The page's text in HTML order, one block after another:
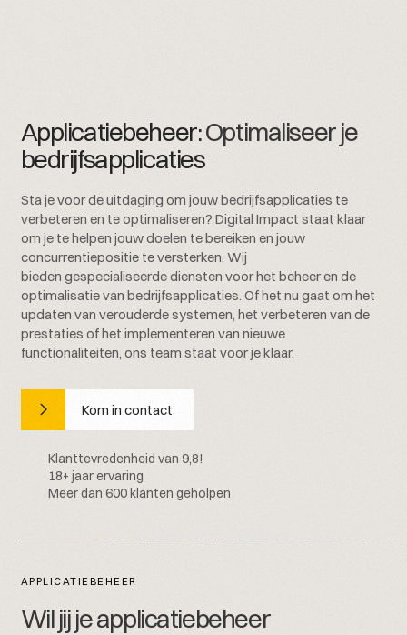
Applicatiebeheer:Optimaliseer je
bedrijfsapplicaties
Sta je voor de uitdaging om jouw bedrijfsapplicaties te
verbeteren en te optimaliseren? Digital Impact staat klaar
om je te helpen jouw doelen te bereiken en jouw
concurrentiepositie te versterken. Wij
bieden gespecialiseerde diensten voor het beheer en de
optimalisatie van bedrijfsapplicaties. Of het nu gaat om het
updaten van verouderde systemen, het verbeteren van de
prestaties of het implementeren van nieuwe
functionaliteiten, ons team staat voor je klaar.
Kom in contact
Klanttevredenheid van 9,8!
18+ jaar ervaring
Meer dan 600 klanten geholpen
APPLICATIEBEHEER
Wiljijjeapplicatiebeheer